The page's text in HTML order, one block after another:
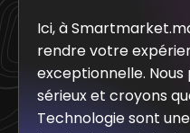
Ici, à
rendre votre
exceptionnelle.
sérieux et croyons
Technologie sont